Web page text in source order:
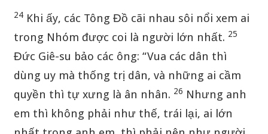
24Khi ấy, các Tông Đồ cãi nhau sôi nổi xem ai
trong Nhóm được coi là người lớn nhất. 25
Đức Giê-su bảo các ông: “Vua các dân thì
dùng uy mà thống trị dân, và những ai cầm
quyền thì tự xưng là ân nhân. 26 Nhưng anh
em thì không phải như thế, trái lại, ai lớn